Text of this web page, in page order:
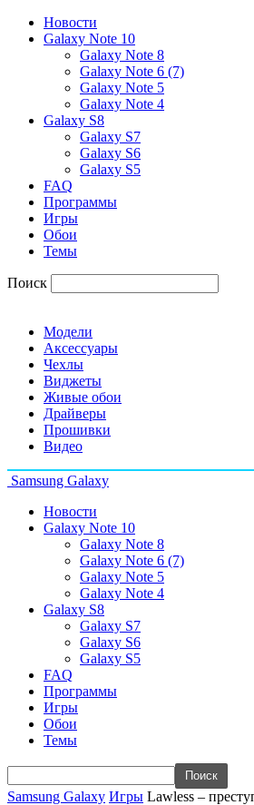
Новости
Galaxy Note 10
Galaxy Note 8
Galaxy Note 6 (7)
Galaxy Note 5
Galaxy Note 4
Galaxy S8
Galaxy S7
Galaxy S6
Galaxy S5
FAQ
Программы
Игры
Обои
Темы
Поиск
Модели
Аксессуары
Чехлы
Виджеты
Живые обои
Драйверы
Прошивки
Видео
Samsung Galaxy
Новости
Galaxy Note 10
Galaxy Note 8
Galaxy Note 6 (7)
Galaxy Note 5
Galaxy Note 4
Galaxy S8
Galaxy S7
Galaxy S6
Galaxy S5
FAQ
Программы
Игры
Обои
Темы
Samsung Galaxy Игры Lawless –